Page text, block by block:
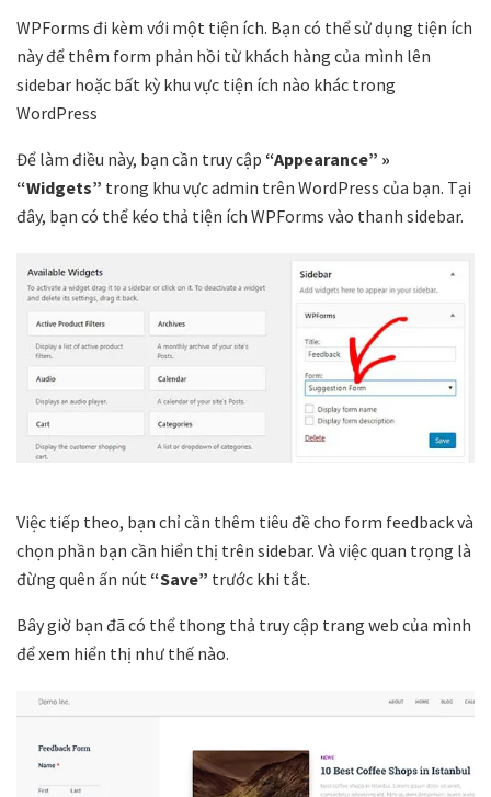
WPForms đi kèm với một tiện ích. Bạn có thể sử dụng tiện ích
này để thêm form phản hồi từ khách hàng của mình lên
sidebar hoặc bất kỳ khu vực tiện ích nào khác trong
WordPress
Để làm điều này, bạn cần truy cập “Appearance” »
“Widgets” trong khu vực admin trên WordPress của bạn. Tại
đây, bạn có thể kéo thả tiện ích WPForms vào thanh sidebar.
Việc tiếp theo, bạn chỉ cần thêm tiêu đề cho form feedback và
chọn phần bạn cần hiển thị trên sidebar. Và việc quan trọng là
đừng quên ấn nút “Save” trước khi tắt.
Bây giờ bạn đã có thể thong thả truy cập trang web của mình
để xem hiển thị như thế nào.